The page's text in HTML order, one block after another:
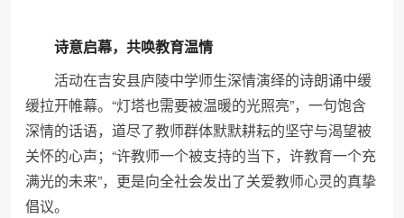
诗意启幕，共唤教育温情
活动在吉安县庐陵中学师生深情演绎的诗朗诵中缓
缓拉开帷幕。“灯塔也需要被温暖的光照亮”，一句饱含
深情的话语，道尽了教师群体默默耕耘的坚守与渴望被
关怀的心声；“许教师一个被支持的当下，许教育一个充
满光的未来”，更是向全社会发出了关爱教师心灵的真挚
倡议。